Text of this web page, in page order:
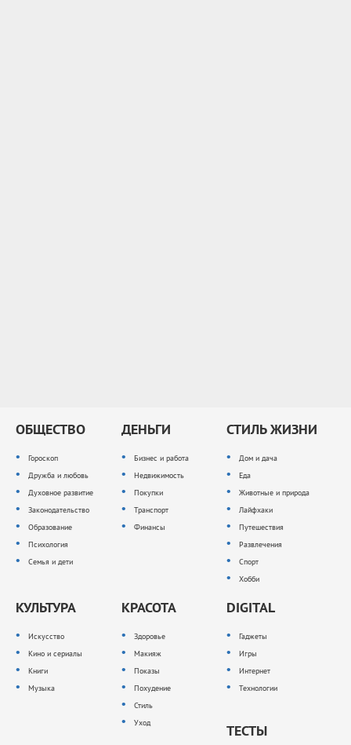
ОБЩЕСТВО
Гороскоп
Дружба и любовь
Духовное развитие
Законодательство
Образование
Психология
Семья и дети
ДЕНЬГИ
Бизнес и работа
Недвижимость
Покупки
Транспорт
Финансы
СТИЛЬ ЖИЗНИ
Дом и дача
Еда
Животные и природа
Лайфхаки
Путешествия
Развлечения
Спорт
Хобби
КУЛЬТУРА
Искусство
Кино и сериалы
Книги
Музыка
КРАСОТА
Здоровье
Макияж
Показы
Похудение
Стиль
Уход
DIGITAL
Гаджеты
Игры
Интернет
Технологии
ТЕСТЫ